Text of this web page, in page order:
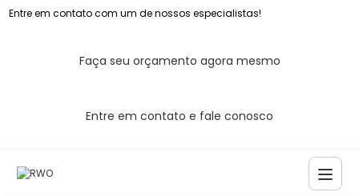
Entre em contato com um de nossos especialistas!
Faça seu orçamento agora mesmo
Entre em contato e fale conosco